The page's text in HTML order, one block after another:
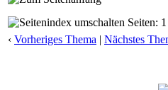
Seiten: 1
‹ Vorheriges Thema | Nächstes